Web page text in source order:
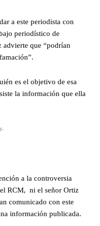
a este periodista con
periodístico de
que “podrían
es el objetivo de esa
la información que ella
a la controversia
RCM, ni el señor Ortiz
comunicado con este
información publicada.